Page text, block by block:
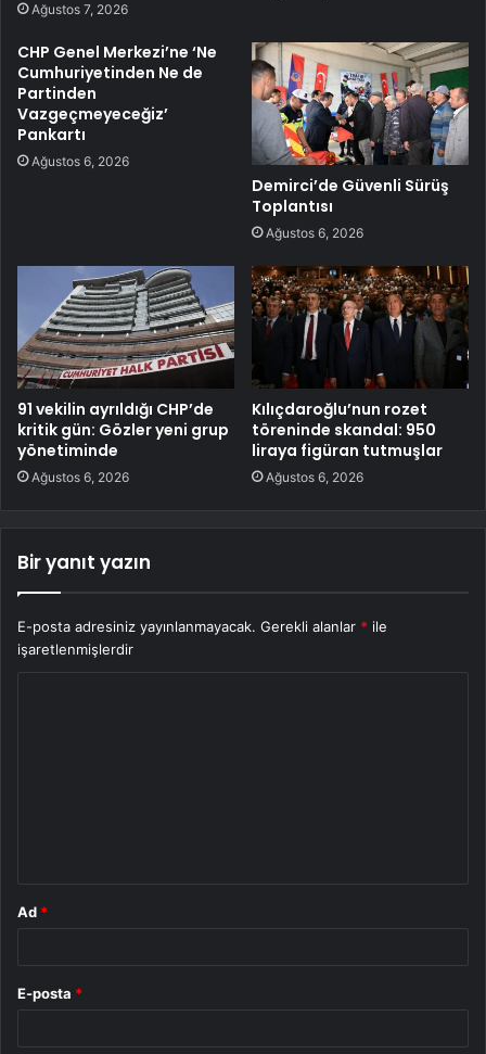
Ağustos 7, 2026
CHP Genel Merkezi’ne ‘Ne
Cumhuriyetinden Ne de
Partinden
Vazgeçmeyeceğiz’
Pankartı
Ağustos 6, 2026
Demirci’de Güvenli Sürüş
Toplantısı
Ağustos 6, 2026
91 vekilin ayrıldığı CHP’de
kritik gün: Gözler yeni grup
yönetiminde
Ağustos 6, 2026
Kılıçdaroğlu’nun rozet
töreninde skandal: 950
liraya figüran tutmuşlar
Ağustos 6, 2026
Bir yanıt yazın
E-posta adresiniz yayınlanmayacak. Gerekli alanlar * ile
işaretlenmişlerdir
Ad *
E-posta *